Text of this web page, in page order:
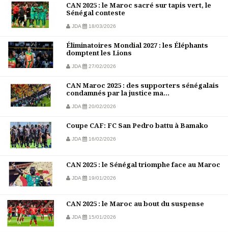
CAN 2025 : le Maroc sacré sur tapis vert, le
Sénégal conteste
JDA 18/03/2026
Éliminatoires Mondial 2027 : les Éléphants
domptent les Lions
JDA 27/02/2026
CAN Maroc 2025 : des supporters sénégalais
condamnés par la justice ma...
JDA 20/02/2026
Coupe CAF: FC San Pedro battu à Bamako
JDA 16/02/2026
CAN 2025 : le Sénégal triomphe face au Maroc
JDA 19/01/2026
CAN 2025 : le Maroc au bout du suspense
JDA 15/01/2026